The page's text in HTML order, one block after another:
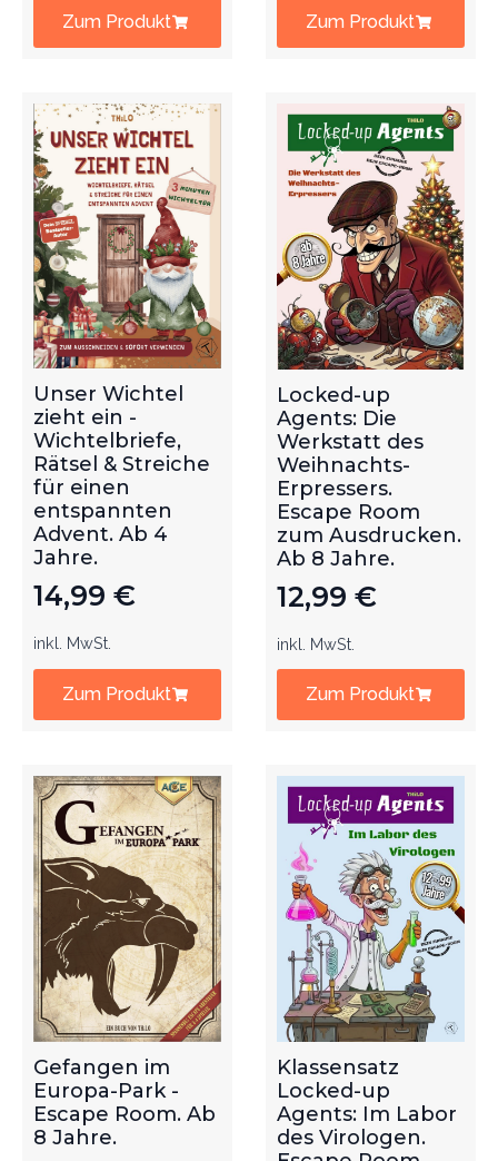
Zum Produkt Zum Produkt
Unser Wichtel
zieht ein -
Wichtelbriefe,
Rätsel & Streiche
für einen
entspannten
Advent. Ab 4
Jahre.
14,99 €
inkl. MwSt.
Zum Produkt
Locked-up
Agents: Die
Werkstatt des
Weihnachts-
Erpressers.
Escape Room
zum Ausdrucken.
Ab 8 Jahre.
12,99 €
inkl. MwSt.
Zum Produkt
Gefangen im
Europa-Park -
Escape Room. Ab
8 Jahre.
Klassensatz
Locked-up
Agents: Im Labor
des Virologen.